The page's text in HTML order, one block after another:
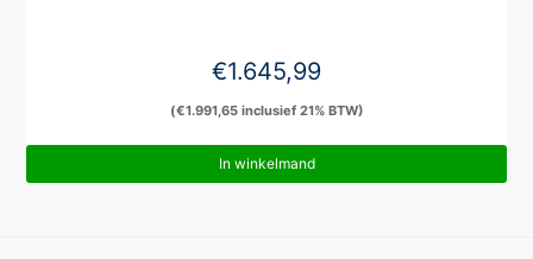
€1.645,99
(€1.991,65inclusief 21% BTW)
In winkelmand